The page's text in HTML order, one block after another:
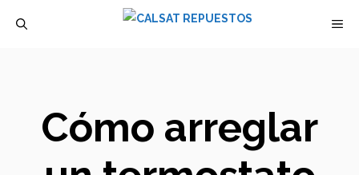
Cómo arreglar